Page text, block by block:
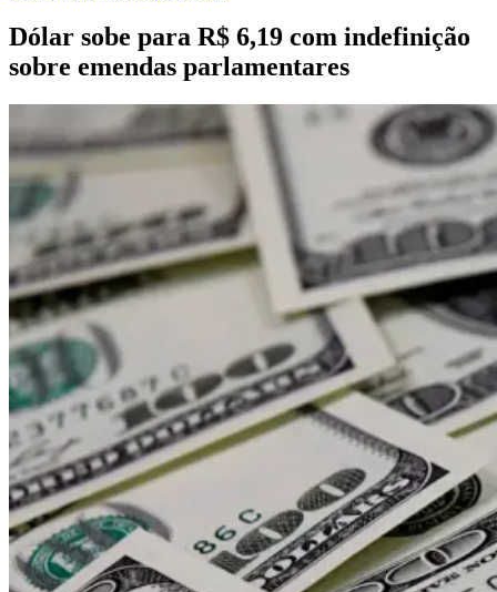
Dólar sobe para R$ 6,19 com indefinição
sobre emendas parlamentares